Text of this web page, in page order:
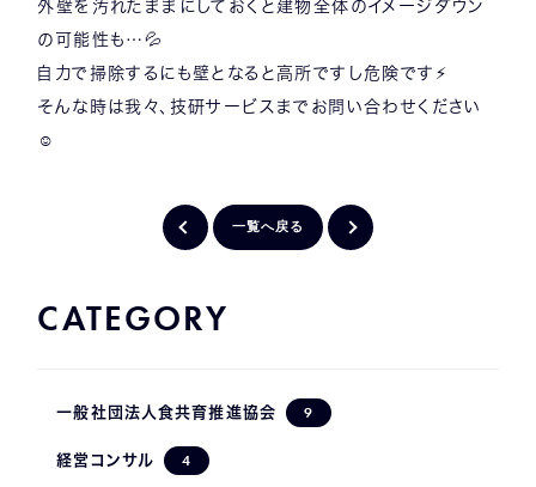
外壁を汚れたままにしておくと建物全体のイメージダウン
の可能性も…💦
自力で掃除するにも壁となると高所ですし危険です⚡
そんな時は我々、技研サービスまでお問い合わせください
☺
一覧へ戻る
CATEGORY
一般社団法人食共育推進協会 9
経営コンサル 4